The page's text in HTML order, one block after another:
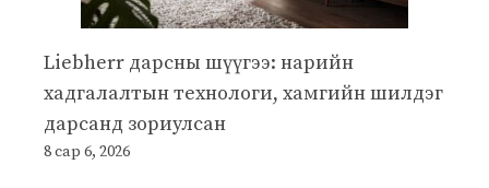
Liebherr дарсны шүүгээ: нарийн
хадгалалтын технологи, хамгийн шилдэг
дарсанд зориулсан
8 сар 6, 2026